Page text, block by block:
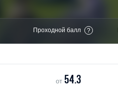
Проходной балл ?
от54.3